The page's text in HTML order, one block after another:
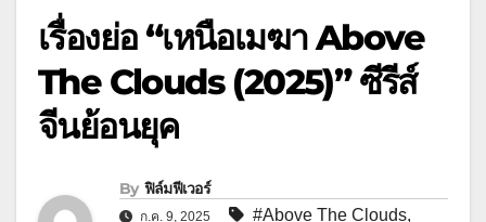
เรื่องย่อ “เหนือเมฆา Above
The Clouds (2025)” ซีรีส์
จีนย้อนยุค
By ฟิล์มฟีเวอร์
ก.ค. 9, 2025 #Above The Clouds,